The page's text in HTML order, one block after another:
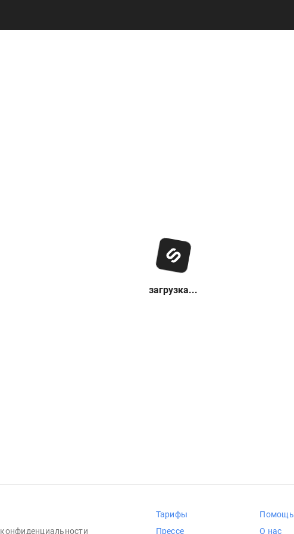
загрузка...
конфиденциальности
Тарифы
Прессе
Помощь
О нас